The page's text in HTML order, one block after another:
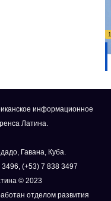
информационное
Латина.
Гавана, Куба.
(+53) 7 838 3497
© 2023
отделом развития